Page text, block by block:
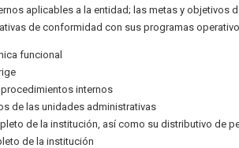
aplicables a la entidad; las metas y objetivos
de conformidad con sus programas
funcional
internos
de las unidades administrativas
de la institución, así como su distributivo de
de la institución